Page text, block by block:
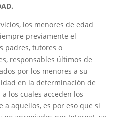
los menores de edad
previamente el
padres, tutores o
responsables últimos de
por los menores a su
en la determinación de
los cuales acceden los
a aquellos, es por eso que si